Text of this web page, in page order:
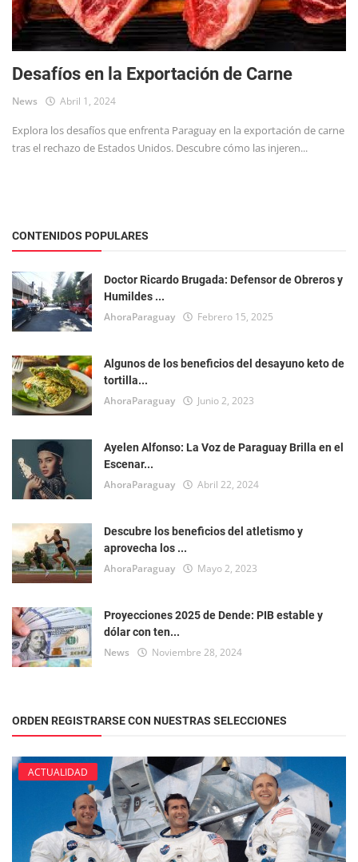
Desafíos en la Exportación de Carne
News Abril 1, 2024
Explora los desafíos que enfrenta Paraguay en la exportación de carne
tras el rechazo de Estados Unidos. Descubre cómo las injeren...
CONTENIDOS POPULARES
Doctor Ricardo Brugada: Defensor de Obreros y
Humildes ...
AhoraParaguay Febrero 15, 2025
Algunos de los beneficios del desayuno keto de
tortilla...
AhoraParaguay Junio 2, 2023
Ayelen Alfonso: La Voz de Paraguay Brilla en el
Escenar...
AhoraParaguay Abril 22, 2024
Descubre los beneficios del atletismo y
aprovecha los ...
AhoraParaguay Mayo 2, 2023
Proyecciones 2025 de Dende: PIB estable y
dólar con ten...
News Noviembre 28, 2024
ORDEN REGISTRARSE CON NUESTRAS SELECCIONES
ACTUALIDAD